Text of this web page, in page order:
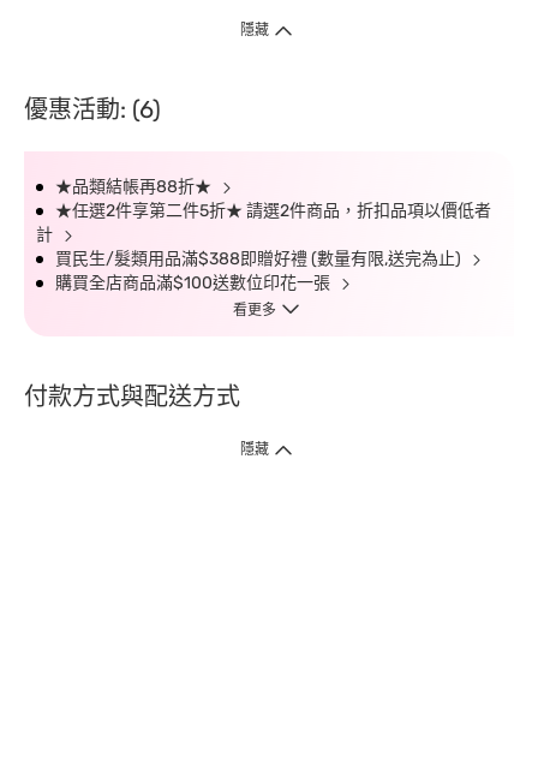
隱藏
優惠活動: (6)
★品類結帳再88折★
★任選2件享第二件5折★ 請選2件商品，折扣品項以價低者
計
買民生/髮類用品滿$388即贈好禮 (數量有限,送完為止)
購買全店商品滿$100送數位印花一張
看更多
付款方式與配送方式
隱藏